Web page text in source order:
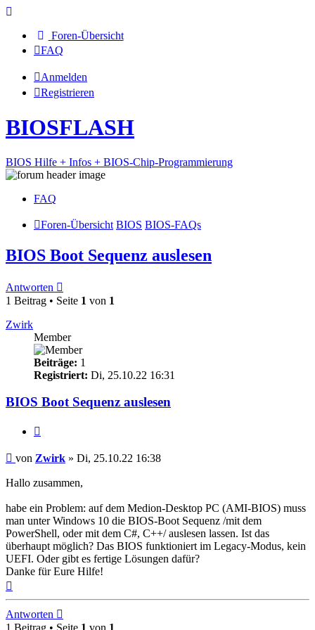
Foren-Übersicht
FAQ
Anmelden
Registrieren
BIOSFLASH
BIOS Hilfe + Infos + BIOS-Chip-Programmierung
FAQ
Foren-Übersicht BIOS BIOS-FAQs
BIOS Boot Sequenz auslesen
Antworten
1 Beitrag • Seite 1 von 1
Zwirk
Member
Beiträge: 1
Registriert: Di, 25.10.22 16:31
BIOS Boot Sequenz auslesen
Beitrag
von Zwirk » Di, 25.10.22 16:38
Hallo zusammen,
habe ein Problem: auf dem Medion-Desktop PC (AMI-BIOS) muss
man unter Windows 10 die BIOS-Boot Sequenz /mit dem
PowerShell, oder mit dem C#, C++/ auslesen lassen. Ist das
überhaupt möglich? Das BIOS funktioniert im Legacy-Modus, kein
UEFI. Oder gibt es fertige Lösungen dafür?
Danke für Eure Hilfe!
Antworten